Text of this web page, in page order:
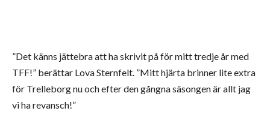
”Det känns jättebra att ha skrivit på för mitt tredje år med
TFF!” berättar Lova Sternfelt. ”Mitt hjärta brinner lite extra
för Trelleborg nu och efter den gångna säsongen är allt jag
vi ha revansch!”